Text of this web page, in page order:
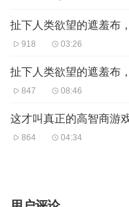
918 03:26
847 08:46
864 04:34